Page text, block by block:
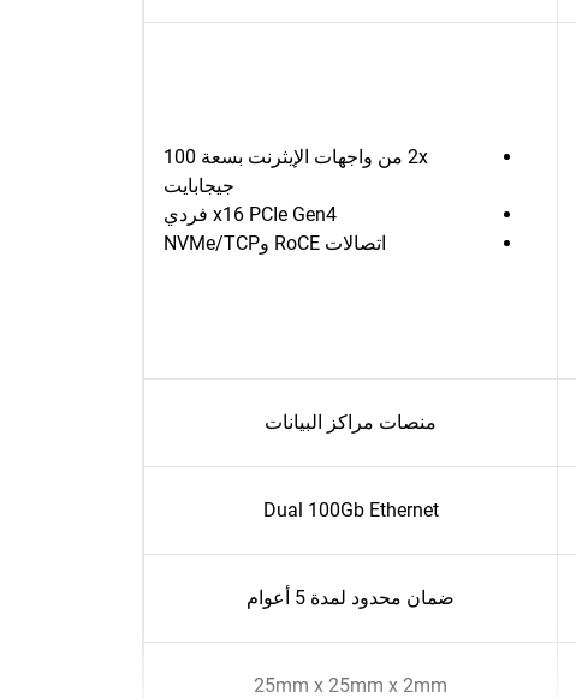
2x من واجهات الإيثرنت بسعة 100
جيجابايت
x16 PCIe Gen4 فردي
اتصالات RoCE وNVMe/TCP
منصات مراكز البيانات
Dual 100Gb Ethernet
ضمان محدود لمدة 5 أعوام
25mm x 25mm x 2mm